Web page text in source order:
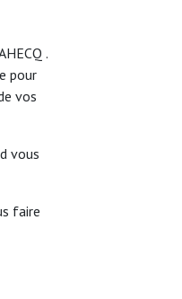
.
pour
vos
vous
faire